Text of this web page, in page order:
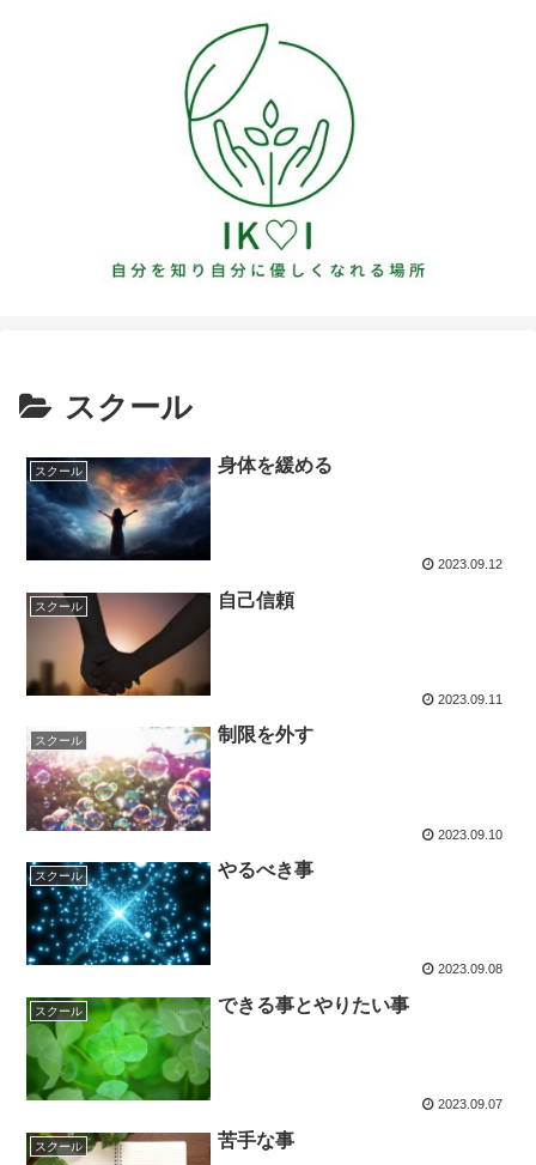
スクール
スクール 身体を緩める
2023.09.12
スクール 自己信頼
2023.09.11
スクール 制限を外す
2023.09.10
スクール やるべき事
2023.09.08
スクール できる事とやりたい事
2023.09.07
スクール 苦手な事